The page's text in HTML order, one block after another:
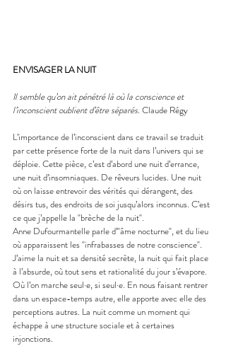
ENVISAGER LA NUIT
Il semble qu’on ait pénétré là où la conscience et
l’inconscient oublient d’être séparés. Claude Régy
L’importance de l’inconscient dans ce travail se traduit
par cette présence forte de la nuit dans l’univers qui se
déploie. Cette pièce, c’est d’abord une nuit d’errance,
une nuit d’insomniaques. De rêveurs lucides. Une nuit
où on laisse entrevoir des vérités qui dérangent, des
désirs tus, des endroits de soi jusqu’alors inconnus. C’est
ce que j’appelle la "brèche de la nuit".
Anne Dufourmantelle parle d’"âme nocturne", et du lieu
où apparaissent les "infrabasses de notre conscience".
J’aime la nuit et sa densité secrète, la nuit qui fait place
à l’absurde, où tout sens et rationalité du jour s’évapore.
Où l’on marche seul·e, si seul·e. En nous faisant rentrer
dans un espace-temps autre, elle apporte avec elle des
perceptions autres. La nuit comme un moment qui
échappe à une structure sociale et à certaines
injonctions.